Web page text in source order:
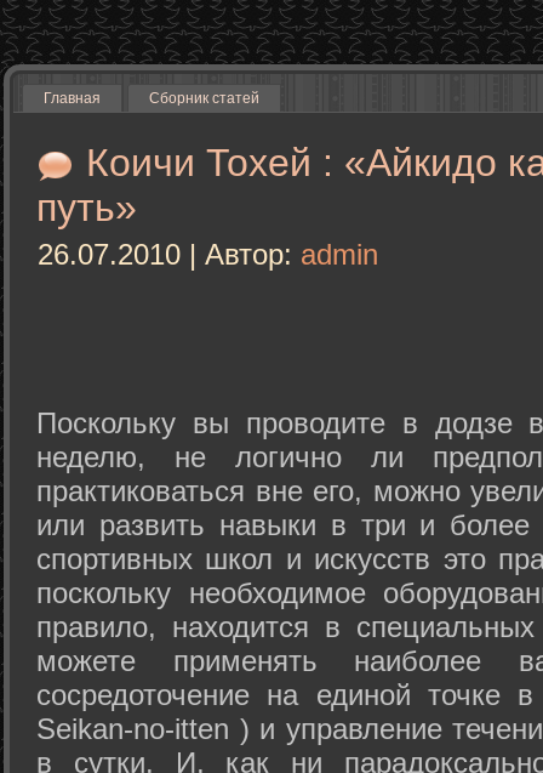
Главная Сборник статей
Коичи Тохей : «Айкидо
путь»
26.07.2010 | Автор: admin
Поскольку вы проводите в додзе
неделю, не логично ли
практиковаться вне его, можно
или развить навыки в три и
спортивных школ и искусств это
поскольку необходимое
правило, находится в
можете применять наиболее
сосредоточение на единой точке
Seikan-­no-­itten ) и управление
в сутки. И, как ни